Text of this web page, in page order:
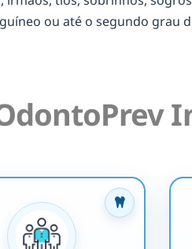
ou até o segundo grau